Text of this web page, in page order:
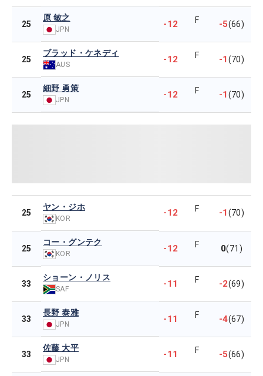
25
原 敏之
JPN -12 F -5(66)
25
ブラッド・ケネディ
AUS -12 F -1(70)
25
細野 勇策
JPN -12 F -1(70)
25
ヤン・ジホ
KOR
-12 F -1(70)
25
コー・グンテク
KOR -12 F 0(71)
33
ショーン・ノリス
SAF -11 F -2(69)
33
長野 泰雅
JPN -11 F -4(67)
33
佐藤 大平
JPN -11 F -5(66)